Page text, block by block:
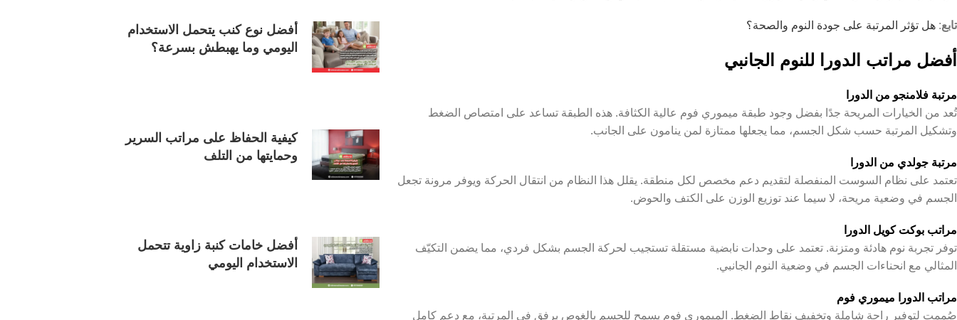
تابع: هل تؤثر المرتبة على جودة النوم والصحة؟
أفضل مراتب الدورا للنوم الجانبي
مرتبة فلامنجو من الدورا
تُعد من الخيارات المريحة جدًا بفضل وجود طبقة ميموري فوم عالية الكثافة. هذه الطبقة تساعد على امتصاص الضغط
وتشكيل المرتبة حسب شكل الجسم، مما يجعلها ممتازة لمن ينامون على الجانب.
مرتبة جولدي من الدورا
تعتمد على نظام السوست المنفصلة لتقديم دعم مخصص لكل منطقة. يقلل هذا النظام من انتقال الحركة ويوفر مرونة تجعل
الجسم في وضعية مريحة، لا سيما عند توزيع الوزن على الكتف والحوض.
مراتب بوكت كويل الدورا
توفر تجربة نوم هادئة ومتزنة. تعتمد على وحدات نابضية مستقلة تستجيب لحركة الجسم بشكل فردي، مما يضمن التكيّف
المثالي مع انحناءات الجسم في وضعية النوم الجانبي.
مراتب الدورا ميموري فوم
صُممت لتوفير راحة شاملة وتخفيف نقاط الضغط. الميموري فوم يسمح للجسم بالغوص برفق في المرتبة، مع دعم كامل
أفضل نوع كنب يتحمل الاستخدام
اليومي وما يهبطش بسرعة؟
كيفية الحفاظ على مراتب السرير
وحمايتها من التلف
أفضل خامات كنبة زاوية تتحمل
الاستخدام اليومي